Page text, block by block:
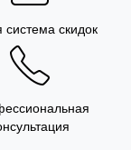
система скидок